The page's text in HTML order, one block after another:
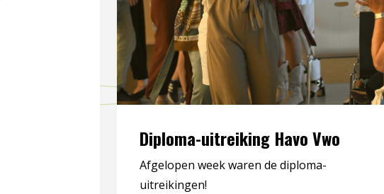
Diploma-uitreiking Havo Vwo
Afgelopen week waren de diploma-
uitreikingen!